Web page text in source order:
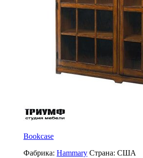
Bookcase
Фабрика: Hammary Страна: США